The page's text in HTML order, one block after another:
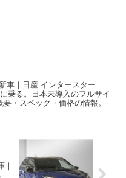
車｜日産 インタースター
に乗る。日本未導入のフルサイ
要・スペック・価格の情報。
｜